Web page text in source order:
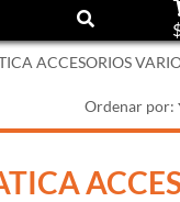
ACCESORIOS
Ordenar por: